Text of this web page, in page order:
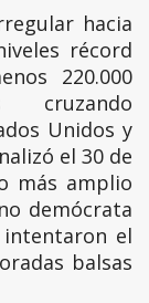
hacia
récord
220.000
cruzando
Unidos y
el 30 de
más amplio
demócrata
el
balsas